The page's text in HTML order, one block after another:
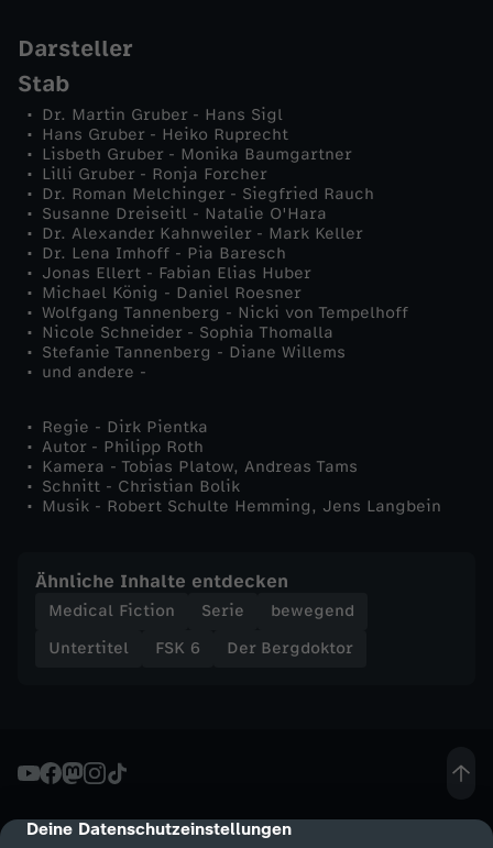
cmp-dialog-description
Deine Datenschutzeinstellungen
s
c
h
v
o
r
s
t
e
l
u
g
e
Darsteller
Stab
Dr. Martin Gruber - Hans Sigl
Hans Gruber - Heiko Ruprecht
Lisbeth Gruber - Monika Baumgartner
Lilli Gruber - Ronja Forcher
Dr. Roman Melchinger - Siegfried Rauch
Susanne Dreiseitl - Natalie O'Hara
Dr. Alexander Kahnweiler - Mark Keller
Dr. Lena Imhoff - Pia Baresch
Jonas Ellert - Fabian Elias Huber
Michael König - Daniel Roesner
Wolfgang Tannenberg - Nicki von Tempelhoff
Nicole Schneider - Sophia Thomalla
Stefanie Tannenberg - Diane Willems
und andere -
Regie - Dirk Pientka
Autor - Philipp Roth
Kamera - Tobias Platow, Andreas Tams
Schnitt - Christian Bolik
Musik - Robert Schulte Hemming, Jens Langbein
Ähnliche Inhalte entdecken
Medical Fiction Serie
bewegend
Untertitel
FSK 6 Der Bergdoktor